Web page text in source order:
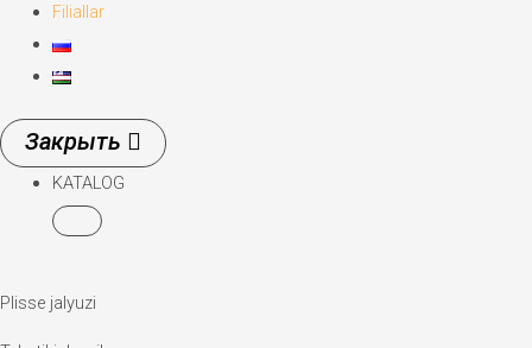
Filiallar
KATALOG
Plisse jalyuzi